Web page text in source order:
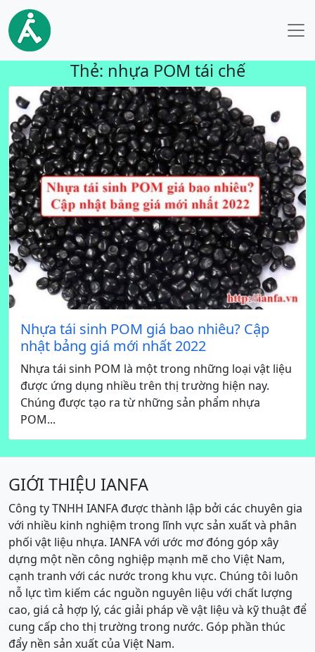
Thẻ: nhựa POM tái chế
Nhựa tái sinh POM giá bao nhiêu? Cập
nhật bảng giá mới nhất 2022
Nhựa tái sinh POM là một trong những loại vật liệu
được ứng dụng nhiều trên thị trường hiện nay.
Chúng được tạo ra từ những sản phẩm nhựa
POM...
GIỚI THIỆU IANFA
Công ty TNHH IANFA được thành lập bởi các chuyên gia
với nhiều kinh nghiệm trong lĩnh vực sản xuất và phân
phối vật liệu nhựa. IANFA với ước mơ đóng góp xây
dựng một nền công nghiệp mạnh mẽ cho Việt Nam,
cạnh tranh với các nước trong khu vực. Chúng tôi luôn
nỗ lực tìm kiếm các nguồn nguyên liệu với chất lượng
cao, giá cả hợp lý, các giải pháp về vật liệu và kỹ thuật để
cung cấp cho thị trường trong nước. Góp phần thúc
đẩy nền sản xuất của Việt Nam.